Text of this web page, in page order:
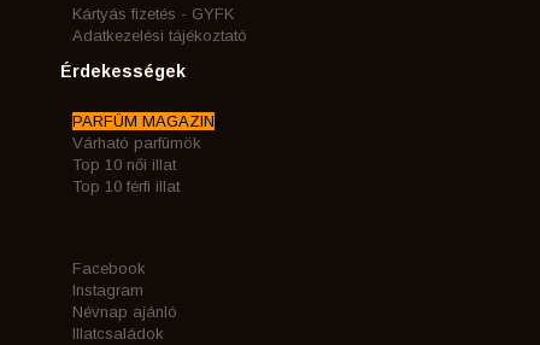
Kártyás fizetés - GYFK
Adatkezelési tájékoztató
Érdekességek
PARFÜM MAGAZIN
Várható parfümök
Top 10 női illat
Top 10 férfi illat
Facebook
Instagram
Névnap ajánló
Illatcsaládok